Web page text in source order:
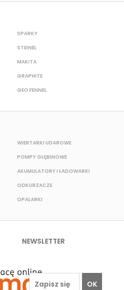
SPARKY
STEINEL
MAKITA
GRAPHITE
GEO FENNEL
WIERTARKI UDAROWE
POMPY GŁĘBINOWE
AKUMULATORY I ŁADOWARKI
ODKURZACZE
OPALARKI
NEWSLETTER
OK